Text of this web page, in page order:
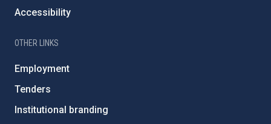
Accessibility
OTHER LINKS
Employment
Tenders
Institutional branding